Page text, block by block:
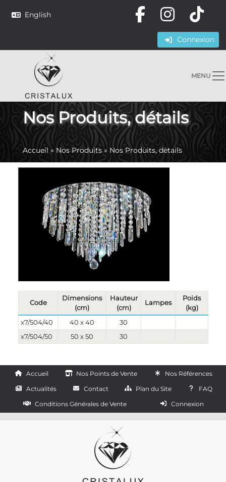
English
Connexion
MENU
Nos Produits, détails
Accueil» Nos Produits» Nos Produits, détails
Code
Dimensions
(cm)
Hauteur
(cm)
Lampes
Poids
(kg)
x7/504/40
40 x 40
30
x7/504/50
50 x 50 30
Accueil Nos Points de Vente
Nos Références
Actualités
Contact Plan du Site
FAQ
Conditions Générales de Vente
Connexion